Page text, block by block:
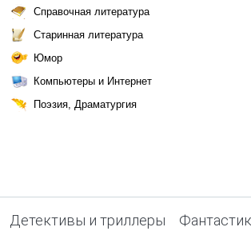
Справочная литература
Старинная литература
Юмор
Компьютеры и Интернет
Поэзия, Драматургия
Детективы и триллеры